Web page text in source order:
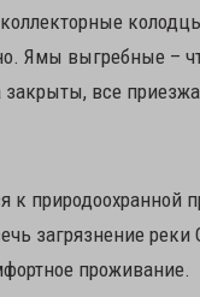
Ямы выгребные –
все
к природоохранной
загрязнение
проживание.